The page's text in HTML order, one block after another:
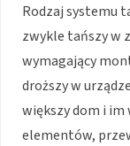
Rodzaj systemu
zwykle tańszy w
wymagający
droższy w
większy dom i
elementów,